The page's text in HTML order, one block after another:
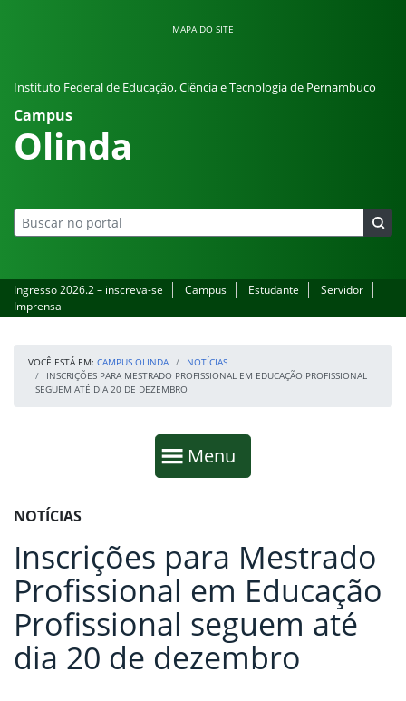
MAPA DO SITE
Instituto Federal de Educação, Ciência e Tecnologia de Pernambuco
Campus
Olinda
Ingresso 2026.2 – inscreva-se Campus Estudante
Servidor
Imprensa
VOCÊ ESTÁ EM: CAMPUS OLINDA
NOTÍCIAS
INSCRIÇÕES PARA MESTRADO PROFISSIONAL EM EDUCAÇÃO PROFISSIONAL
SEGUEM ATÉ DIA 20 DE DEZEMBRO
Mostrar
Menu
Fim da navegação
Início do conteúdo
NOTÍCIAS
Inscrições para Mestrado
Profissional em Educação
Profissional seguem até
dia 20 de dezembro